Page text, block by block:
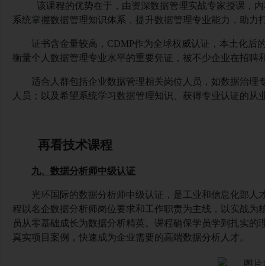
该课程的优势在于，由资深数据管理实战专家授课，
系统掌握数据管理知识体系，提升数据管理专业能力，助力
证书含金量较高， CDMP作为全球权威认证，本土化后
衡量个人数据管理专业水平的重要凭证，被不少企业在招聘
适合人群包括企业数据管理相关岗位人员，如数据治理
人员；以及希望系统学习数据管理知识、获得专业认证的从
再看技术课程
九、数据分析师中级认证
光环国际的数据分析师中级认证，是工业和信息化部人
程以名企数据分析师岗位要求和工作职责为主线，以实战
员从零基础成长为数据分析精英。课程确保学员学到扎实
真实项目案例，快速成为企业需要的高端数据分析人才。